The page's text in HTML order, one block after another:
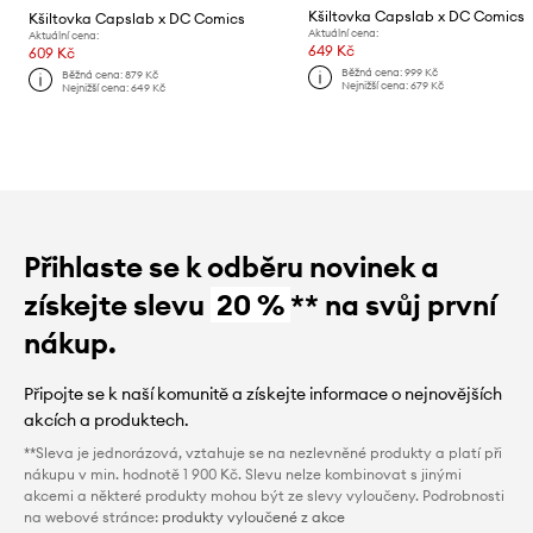
Kšiltovka Capslab x DC Comics
Aktuální cena:
609 Kč
Běžná cena:879 Kč
Nejnižší cena:649 Kč
Kšiltovka Capslab x DC Comics
Aktuální cena:
649 Kč
Běžná cena: 999 Kč
Nejnižší cena: 679 Kč
Přihlaste se k odběru novinek a
získejte slevu 20 %** na svůj první
nákup.
Připojte se k naší komunitě a získejte informace o nejnovějších
akcích a produktech.
**Sleva je jednorázová, vztahuje se na nezlevněné produkty a platí při
nákupu v min. hodnotě 1 900 Kč. Slevu nelze kombinovat s jinými
akcemi a některé produkty mohou být ze slevy vyloučeny. Podrobnosti
na webové stránce: produkty vyloučené z akce